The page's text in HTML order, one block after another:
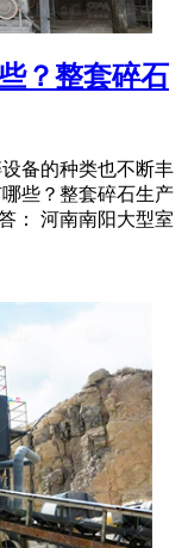
？整套碎石
备的种类也不断丰
些？整套碎石生产
： 河南南阳大型室